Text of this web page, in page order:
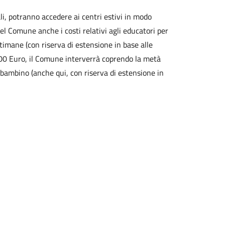
potranno accedere ai centri estivi in modo
Comune anche i costi relativi agli educatori per
(con riserva di estensione in base alle
Euro, il Comune interverrà coprendo la metà
(anche qui, con riserva di estensione in